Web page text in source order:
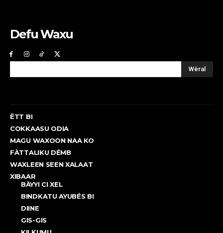
Defu Waxu
Wëral
ËTT BI
COKKAASU ODIA
MAGU WAXOON NAA KO
FÀTTALIKU DÉMB
WAXLEEN SEEN XALAAT
XIBAAR
BÀYYI CI XEL
BINDKATU AYUBÉS BI
DIINE
GIS-GIS